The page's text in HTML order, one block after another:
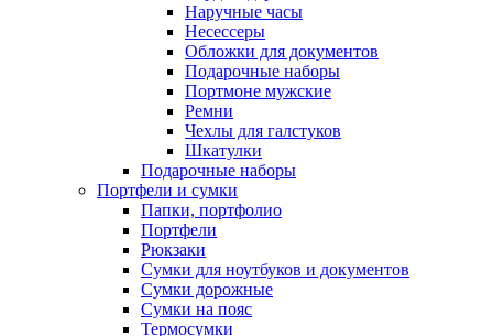
Наручные часы
Несессеры
Обложки для документов
Подарочные наборы
Портмоне мужские
Ремни
Чехлы для галстуков
Шкатулки
Подарочные наборы
Портфели и сумки
Папки, портфолио
Портфели
Рюкзаки
Сумки для ноутбуков и документов
Сумки дорожные
Сумки на пояс
Термосумки